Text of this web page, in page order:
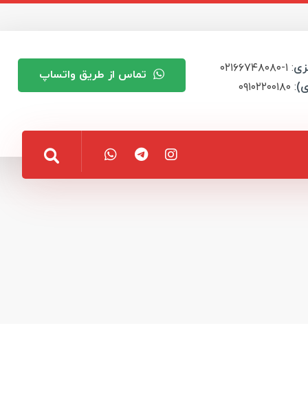
تماس از طریق واتساپ
: ۱-۰۲۱۶۶۷۴۸۰۸۰
: ۰۹۱۰۲۲۰۰۱۸۰